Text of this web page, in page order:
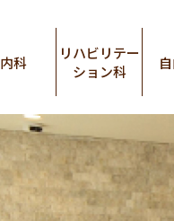
内科
リハビリテー
ション科